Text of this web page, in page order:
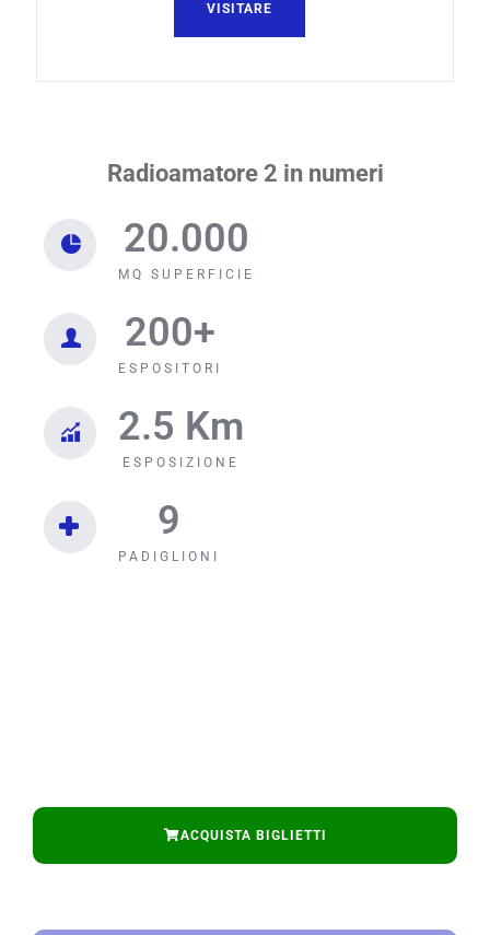
VISITARE
Radioamatore 2 in numeri
MQ SUPERFICIE
20.000
ESPOSITORI
200+
ESPOSIZIONE
2.5 Km
PADIGLIONI
9
ACQUISTA BIGLIETTI